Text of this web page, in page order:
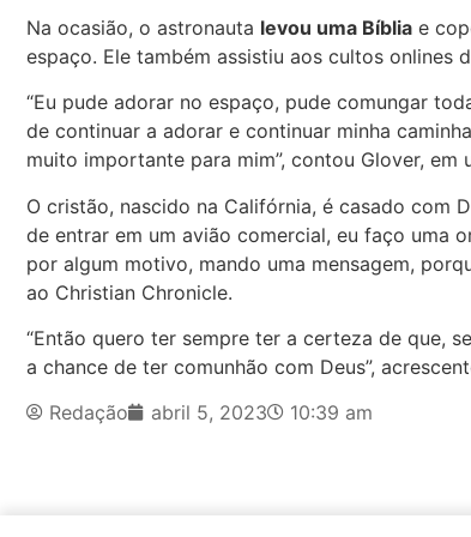
Na ocasião, o astronauta levou uma Bíblia e
espaço. Ele também assistiu aos cultos onlines
“Eu pude adorar no espaço, pude comungar
de continuar a adorar e continuar minha
muito importante para mim”, contou Glover,
O cristão, nascido na Califórnia, é casado com
de entrar em um avião comercial, eu faço uma
por algum motivo, mando uma mensagem,
ao Christian Chronicle.
“Então quero ter sempre ter a certeza de que,
a chance de ter comunhão com Deus”,
Redação
abril 5, 2023 10:39 am